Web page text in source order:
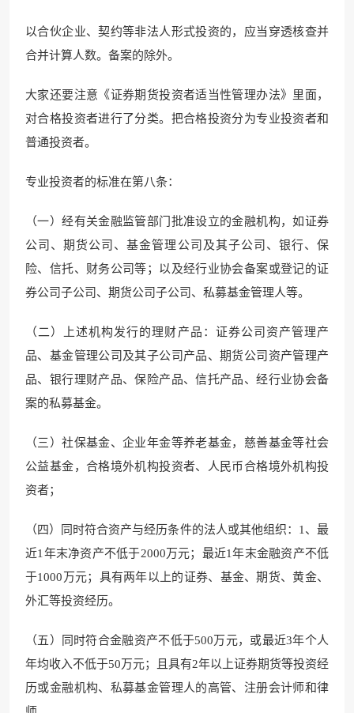
以合伙企业、契约等非法人形式投资的，应当穿透核查并
合并计算人数。备案的除外。
大家还要注意《证券期货投资者适当性管理办法》里面，
对合格投资者进行了分类。把合格投资分为专业投资者和
普通投资者。
专业投资者的标准在第八条：
（一）经有关金融监管部门批准设立的金融机构，如证券
公司、期货公司、基金管理公司及其子公司、银行、保
险、信托、财务公司等；以及经行业协会备案或登记的证
券公司子公司、期货公司子公司、私募基金管理人等。
（二）上述机构发行的理财产品：证券公司资产管理产
品、基金管理公司及其子公司产品、期货公司资产管理产
品、银行理财产品、保险产品、信托产品、经行业协会备
案的私募基金。
（三）社保基金、企业年金等养老基金，慈善基金等社会
公益基金，合格境外机构投资者、人民币合格境外机构投
资者；
（四）同时符合资产与经历条件的法人或其他组织：1、最
近1年末净资产不低于2000万元；最近1年末金融资产不低
于1000万元；具有两年以上的证券、基金、期货、黄金、
外汇等投资经历。
（五）同时符合金融资产不低于500万元，或最近3年个人
年均收入不低于50万元；且具有2年以上证券期货等投资经
历或金融机构、私募基金管理人的高管、注册会计师和律